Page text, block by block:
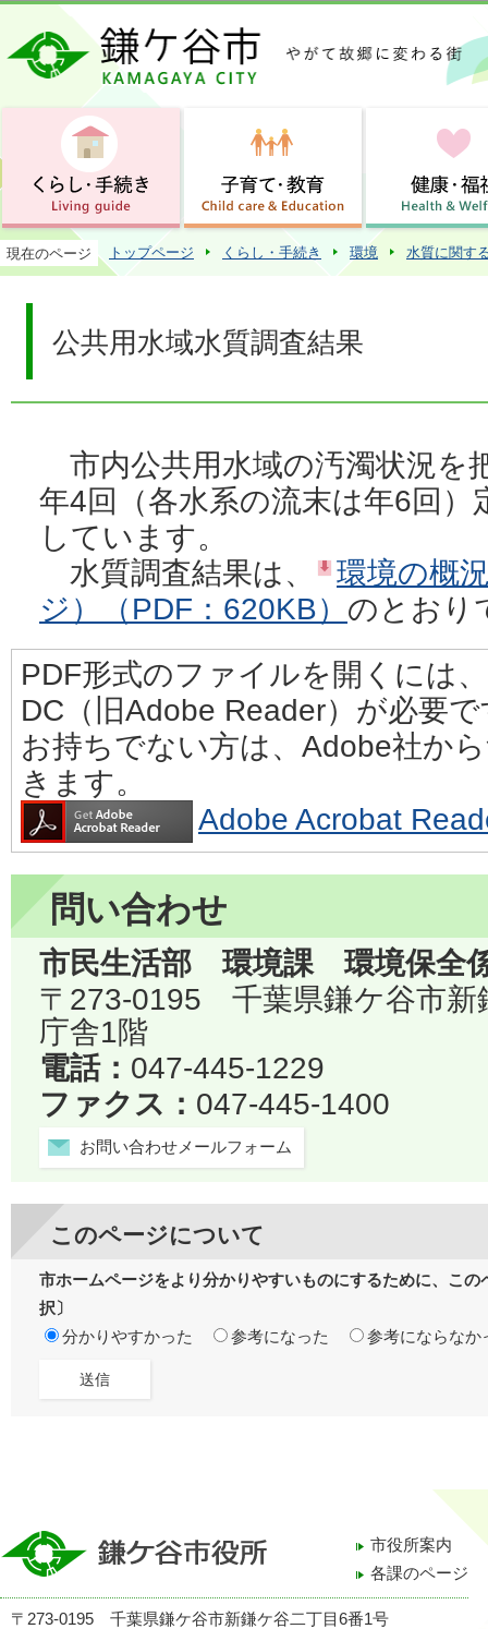
この
現在のページ トップページ くらし・手続き 環境 水質に関す
公共用水域水質調査結果
市内公共用水域の汚濁状況を
年4回（各水系の流末は年6回）
しています。
水質調査結果は、
環境の概
ジ）（PDF：620KB） のとおり
PDF形式のファイルを開くには
DC（旧Adobe Reader）が必要
お持ちでない方は、Adobe社か
きます。
Adobe Acrobat
問い合わせ
市民生活部 環境課 環境保全
〒273-0195 千葉県鎌ケ谷市
庁舎1階
電話： 047-445-1229
ファクス： 047-445-1400
お問い合わせメールフォーム
このページについて
市ホームページをより分かりやすいものにするために、こ
択〕
分かりやすかった
参考になった 参考にならなか
市役所案内
各課のページ
〒273-0195 千葉県鎌ケ谷市新鎌ケ谷二丁目6番1号